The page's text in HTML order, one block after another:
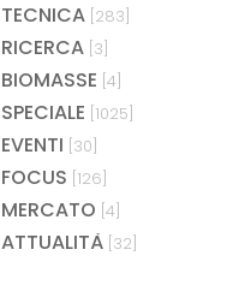
TECNICA [283]
RICERCA [3]
BIOMASSE [4]
SPECIALE [1025]
EVENTI [30]
FOCUS [126]
MERCATO [4]
ATTUALITÀ [32]